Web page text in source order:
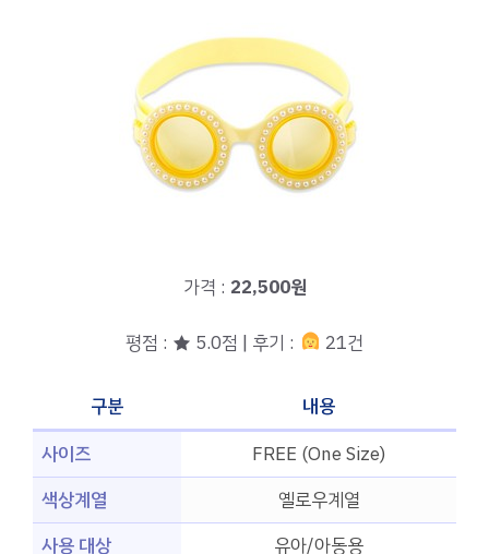
가격 : 22,500원
평점 : ★ 5.0점 | 후기 : 21건
구분
내용
사이즈
FREE (One Size)
색상계열
옐로우계열
사용 대상
유아/아동용